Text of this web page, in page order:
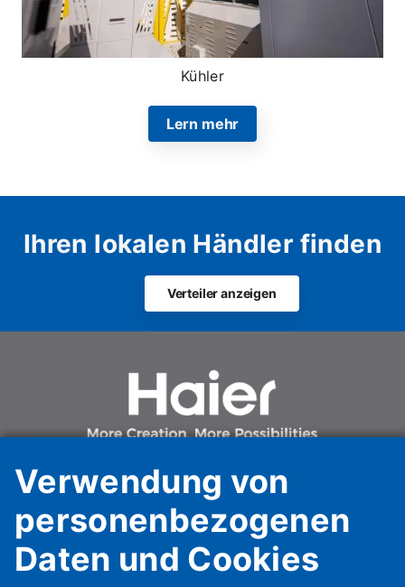
Kühler
Lern mehr
Ihren lokalen Händler finden
Verteiler anzeigen
Haier HVAC Solutions Italy Spa Unipersonale
Verwendung von
personenbezogenen
Daten und Cookies